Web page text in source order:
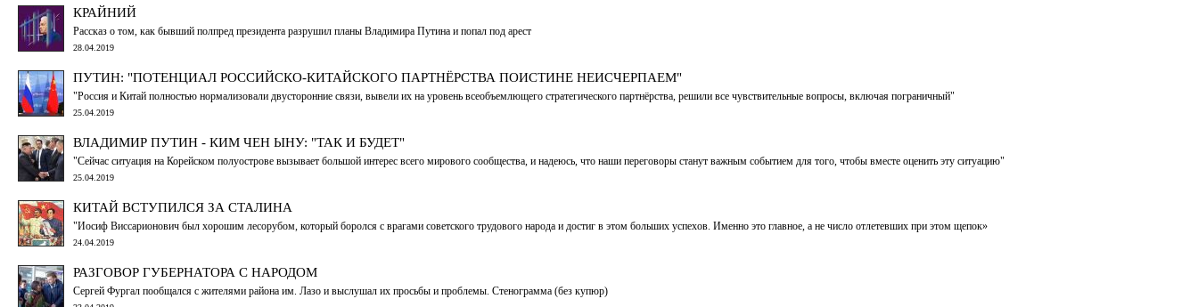
КРАЙНИЙ
Рассказ о том, как бывший полпред президента разрушил планы Владимира Путина и попал под арест
28.04.2019
ПУТИН: "ПОТЕНЦИАЛ РОССИЙСКО-КИТАЙСКОГО ПАРТНЁРСТВА ПОИСТИНЕ НЕИСЧЕРПАЕМ"
"Россия и Китай полностью нормализовали двусторонние связи, вывели их на уровень всеобъемлющего стратегического партнёрства, решили все чувствительные вопросы, включая пограничный"
25.04.2019
ВЛАДИМИР ПУТИН - КИМ ЧЕН ЫНУ: "ТАК И БУДЕТ"
"Сейчас ситуация на Корейском полуострове вызывает большой интерес всего мирового сообщества, и надеюсь, что наши переговоры станут важным событием для того, чтобы вместе оценить эту ситуацию"
25.04.2019
КИТАЙ ВСТУПИЛСЯ ЗА СТАЛИНА
"Иосиф Виссарионович был хорошим лесорубом, который боролся с врагами советского трудового народа и достиг в этом больших успехов. Именно это главное, а не число отлетевших при этом щепок»
24.04.2019
РАЗГОВОР ГУБЕРНАТОРА С НАРОДОМ
Сергей Фургал пообщался с жителями района им. Лазо и выслушал их просьбы и проблемы. Стенограмма (без купюр)